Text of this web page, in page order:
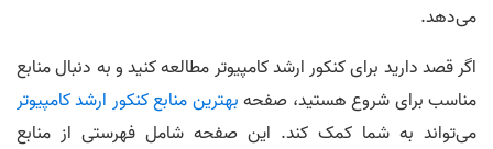
می‌دهد.
اگر قصد دارید برای کنکور ارشد کامپیوتر مطالعه کنید و به دنبال منابع
مناسب برای شروع هستید، صفحهبهترین منابع کنکور ارشد کامپیوتر
می‌تواند به شما کمک کند. این صفحه شامل فهرستی از منابع